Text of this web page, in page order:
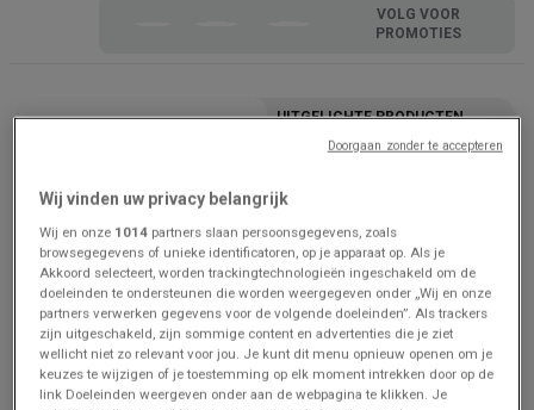
VOLG VOOR
PROMOTIES
UITGELICHTE PRODUCTEN
folder
om in te zien.
Analyseer deze
bespaarkansenbinnen de
afdeling Meubles et
Décoration om uw budget te
beschermen.
Gebruik deze digitale folder
omde huidige prijzen te
Wij vinden uw privacy belangrijk
Wij en onze 1014 partners slaan persoonsgegevens, zoals
browsegegevens of unieke identificatoren, op je apparaat op. Als je
Akkoord selecteert, worden trackingtechnologieën ingeschakeld om de
doeleinden te ondersteunen die worden weergegeven onder „Wij en onze
partners verwerken gegevens voor de volgende doeleinden”. Als trackers
zijn uitgeschakeld, zijn sommige content en advertenties die je ziet
wellicht niet zo relevant voor jou. Je kunt dit menu opnieuw openen om je
keuzes te wijzigen of je toestemming op elk moment intrekken door op de
link Doeleinden weergeven onder aan de webpagina te klikken. Je
Doorgaan zonder te accepteren